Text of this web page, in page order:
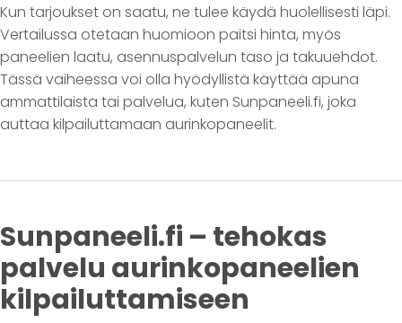
Kun tarjoukset on saatu, ne tulee käydä huolellisesti läpi.
Vertailussa otetaan huomioon paitsi hinta, myös
paneelien laatu, asennuspalvelun taso ja takuuehdot.
Tässä vaiheessa voi olla hyödyllistä käyttää apuna
ammattilaista tai palvelua, kuten Sunpaneeli.fi, joka
auttaa kilpailuttamaan aurinkopaneelit.
Sunpaneeli.fi – tehokas
palvelu aurinkopaneelien
kilpailuttamiseen